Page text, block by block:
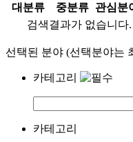
대분류
중분류
관심분
검색결과가 없습니다.
선택된 분야 (선택분야는
카테고리
카테고리